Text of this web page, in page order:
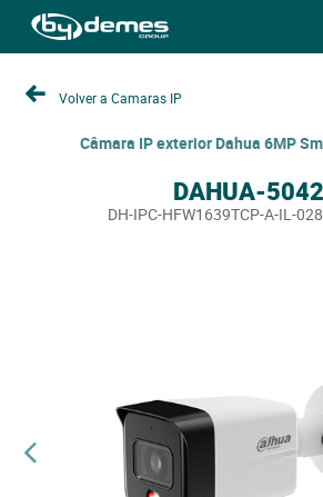
Volver a Camaras IP
Câmara IP exterior Dahua 6MP
DAHUA-5042
DH-IPC-HFW1639TCP-A-IL-